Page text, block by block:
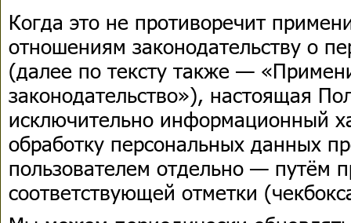
Когда это не противоречит
отношениям законодательству о
(далее по тексту также —
законодательство»), настоящая
исключительно информационный
обработку персональных данных
пользователем отдельно — путём
соответствующей отметки